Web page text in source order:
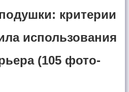
критерии
использования
(105 фото-